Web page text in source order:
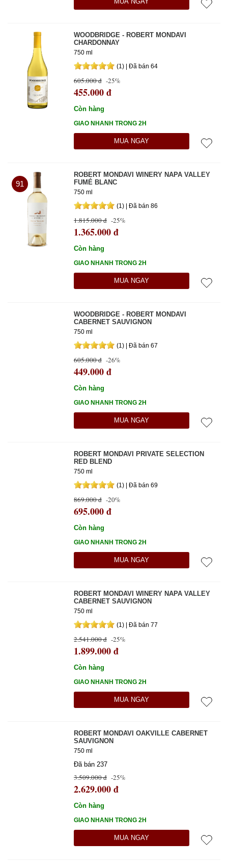
WOODBRIDGE - ROBERT MONDAVI
CHARDONNAY
750 ml
(1) | Đã bán 64
605.000 đ -25%
455.000 đ
Còn hàng
GIAO NHANH TRONG 2H
MUA NGAY
91
ROBERT MONDAVI WINERY NAPA VALLEY
FUMÉ BLANC
750 ml
(1) | Đã bán 86
1.815.000 đ -25%
1.365.000 đ
Còn hàng
GIAO NHANH TRONG 2H
MUA NGAY
WOODBRIDGE - ROBERT MONDAVI
CABERNET SAUVIGNON
750 ml
(1) | Đã bán 67
605.000 đ -26%
449.000 đ
Còn hàng
GIAO NHANH TRONG 2H
MUA NGAY
ROBERT MONDAVI PRIVATE SELECTION
RED BLEND
750 ml
(1) | Đã bán 69
869.000 đ -20%
695.000 đ
Còn hàng
GIAO NHANH TRONG 2H
MUA NGAY
ROBERT MONDAVI WINERY NAPA VALLEY
CABERNET SAUVIGNON
750 ml
(1) | Đã bán 77
2.541.000 đ -25%
1.899.000 đ
Còn hàng
GIAO NHANH TRONG 2H
MUA NGAY
ROBERT MONDAVI OAKVILLE CABERNET
SAUVIGNON
750 ml
Đã bán 237
3.509.000 đ -25%
2.629.000 đ
Còn hàng
GIAO NHANH TRONG 2H
MUA NGAY